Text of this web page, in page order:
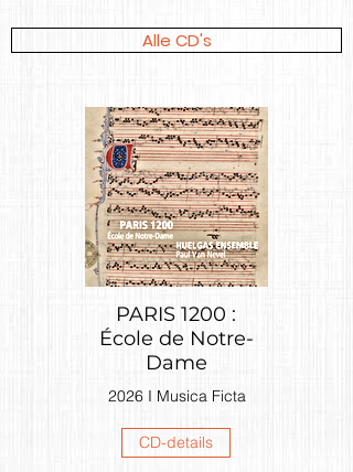
Alle CD's
PARIS 1200 :
École de Notre-
Dame
2026 I Musica Ficta
CD-details